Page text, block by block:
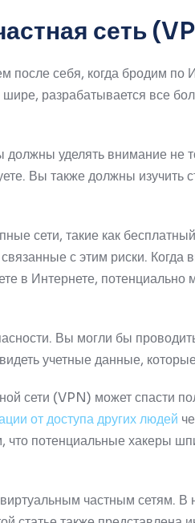
сеть
себя, когда бродим по
разрабатывается все
должны уделять внимание не
Вы также должны изучить
сети, такие как
с этим риски. Когда
в Интернете, потенциально
Вы могли бы
учетные данные,
сети (VPN) может спасти
от доступа других людей
что потенциальные хакеры
частным сетям. В